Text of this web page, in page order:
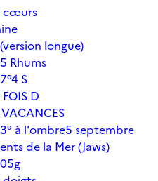
cœurs
longue)
Rhums
S
D
à l'ombre5 septembre
de la Mer (Jaws)